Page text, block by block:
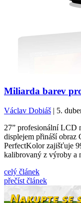
Miliarda barev
Václav Dobiáš | 5.
27” profesionální
displejem přináší obraz
PerfectKolor zajišťuje
kalibrovaný z výroby a
celý článek
přečíst článek